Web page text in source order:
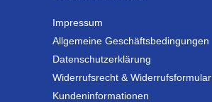
Impressum
Allgemeine Geschäftsbedingungen
Datenschutzerklärung
Widerrufsrecht & Widerrufsformular
Kundeninformationen